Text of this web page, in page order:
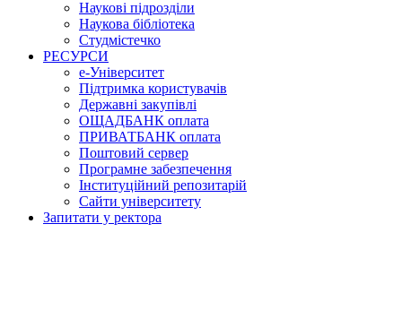
Наукові підрозділи
Наукова бібліотека
Студмістечко
РЕСУРСИ
е-Університет
Підтримка користувачів
Державні закупівлі
ОЩАДБАНК оплата
ПРИВАТБАНК оплата
Поштовий сервер
Програмне забезпечення
Інституційний репозитарій
Сайти університету
Запитати у ректора